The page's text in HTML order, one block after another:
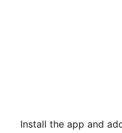
Install the app and